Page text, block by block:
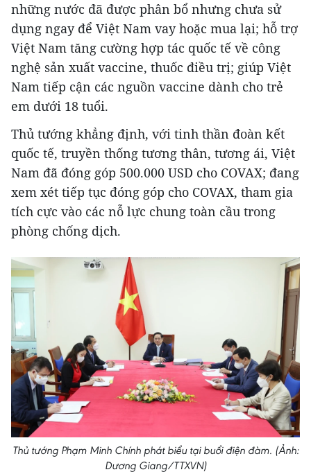
những nước đã được phân bổ nhưng chưa sử
dụng ngay để Việt Nam vay hoặc mua lại; hỗ trợ
Việt Nam tăng cường hợp tác quốc tế về công
nghệ sản xuất vaccine, thuốc điều trị; giúp Việt
Nam tiếp cận các nguồn vaccine dành cho trẻ
em dưới 18 tuổi.
Thủ tướng khẳng định, với tinh thần đoàn kết
quốc tế, truyền thống tương thân, tương ái, Việt
Nam đã đóng góp 500.000 USD cho COVAX; đang
xem xét tiếp tục đóng góp cho COVAX, tham gia
tích cực vào các nỗ lực chung toàn cầu trong
phòng chống dịch.
Thủ tướng Phạm Minh Chính phát biểu tại buổi điện đàm. (Ảnh:
Dương Giang/TTXVN)